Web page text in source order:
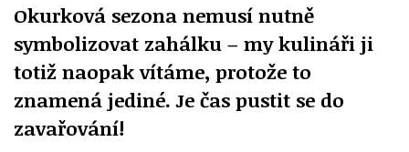
Okurková sezona nemusí nutně
symbolizovat zahálku – my kulináři ji
totiž naopak vítáme, protože to
znamená jediné. Je čas pustit se do
zavařování!